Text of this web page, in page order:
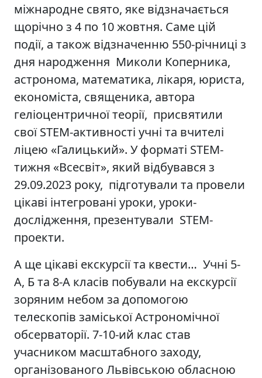
міжнародне свято, яке відзначається
щорічно з 4 по 10 жовтня. Саме цій
події, а також відзначенню 550-річниці з
дня народження Миколи Коперника,
астронома, математика, лікаря, юриста,
економіста, священика, автора
геліоцентричної теорії, присвятили
свої STEM-активності учні та вчителі
ліцею «Галицький». У форматі STEM-
тижня «Всесвіт», який відбувався з
29.09.2023 року, підготували та провели
цікаві інтегровані уроки, уроки-
дослідження, презентували STEM-
проекти.
А ще цікаві екскурсії та квести… Учні 5-
А, Б та 8-А класів побували на екскурсії
зоряним небом за допомогою
телескопів заміської Астрономічної
обсерваторії. 7-10-ий клас став
учасником масштабного заходу,
організованого Львівською обласною